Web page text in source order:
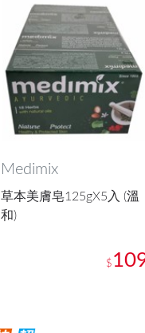
Medimix
草本美膚皂125gX5入 (溫
和)
$